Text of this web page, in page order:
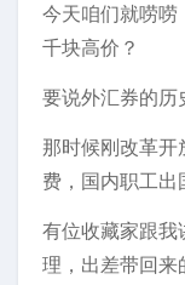
今天咱们就唠唠
千块高价？
要说外汇券的历
那时候刚改革开
费，国内职工出
有位收藏家跟
理，出差带回来